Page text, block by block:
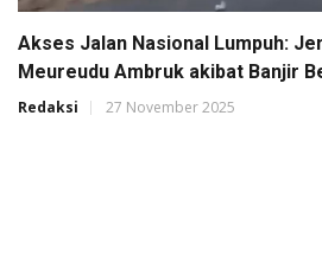
Akses Jalan Nasional Lumpuh:
Meureudu Ambruk akibat Banjir
Redaksi 27 November 2025